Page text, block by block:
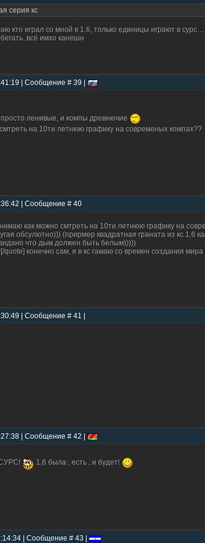
серия кс
кто играл со мной в 1.6, только единицы играют в сурс…
имхо канешн
| Сообщение # 39 |
просто ленивые, и компы древнючие
на 10ти летнюю графику на современых компах??
| Сообщение # 40
как можно смтреть на 10ти летнюю графику на
обсулютно))) (прирмер квадратная граната из кс 1.6
что дым должен быть белым)))))
quote] конечно сам, я в кс гамаю со времен создания
| Сообщение # 41 |
| Сообщение # 42 |
1,6 была , есть , и будет!
| Сообщение # 43 |